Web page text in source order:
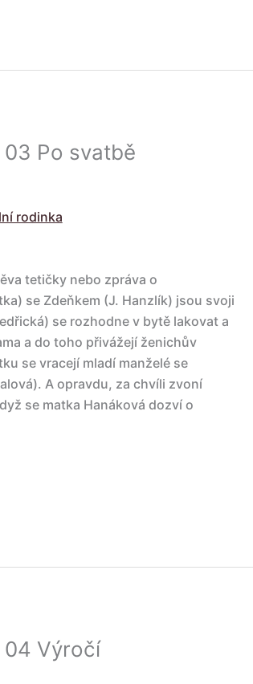
Po svatbě
rodinka
tetičky nebo zpráva o
se Zdeňkem (J. Hanzlík) jsou svoji
se rozhodne v bytě lakovat a
a do toho přivážejí ženichův
se vracejí mladí manželé se
A opravdu, za chvíli zvoní
se matka Hanáková dozví o
04 Výročí